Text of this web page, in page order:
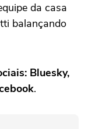
da casa
balançando
Bluesky,
.